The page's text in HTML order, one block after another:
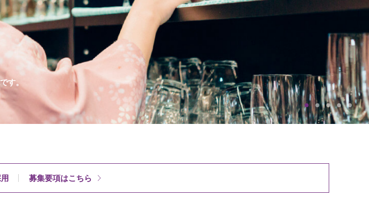
す。
募集要項はこちら